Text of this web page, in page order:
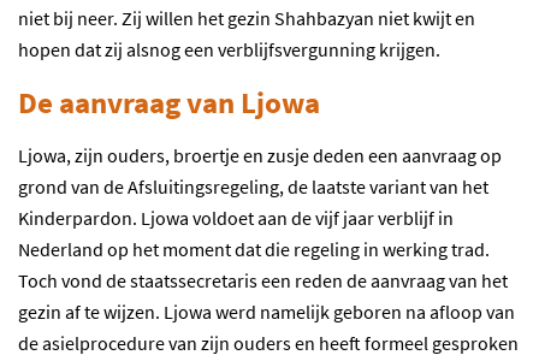
niet bij neer. Zij willen het gezin Shahbazyan niet kwijt en
hopen dat zij alsnog een verblijfsvergunning krijgen.
De aanvraag van Ljowa
Ljowa, zijn ouders, broertje en zusje deden een aanvraag op
grond van de Afsluitingsregeling, de laatste variant van het
Kinderpardon. Ljowa voldoet aan de vijf jaar verblijf in
Nederland op het moment dat die regeling in werking trad.
Toch vond de staatssecretaris een reden de aanvraag van het
gezin af te wijzen. Ljowa werd namelijk geboren na afloop van
de asielprocedure van zijn ouders en heeft formeel gesproken